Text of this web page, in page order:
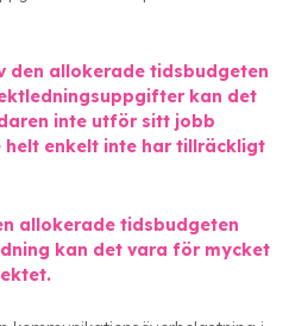
den allokerade tidsbudgeten
kan det
inte utför sitt jobb
enkelt inte har tillräckligt
allokerade tidsbudgeten
kan det vara för mycket